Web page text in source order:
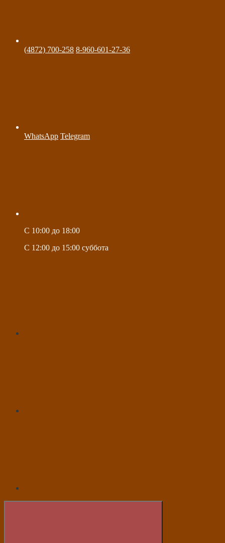
(4872) 700-258 8-960-601-27-36
WhatsApp Telegram
C 10:00 до 18:00
C 12:00 до 15:00 суббота